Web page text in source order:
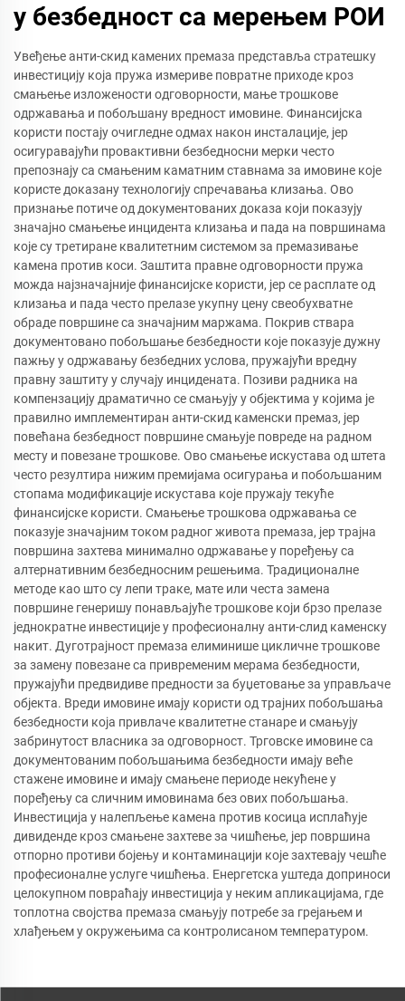
у безбедност са мерењем РОИ
Увеђење анти-скид камених премаза представља стратешку
инвестицију која пружа измериве повратне приходе кроз
смањење изложености одговорности, мање трошкове
одржавања и побољшану вредност имовине. Финансијска
користи постају очигледне одмах након инсталације, јер
осигуравајући провактивни безбедносни мерки често
препознају са смањеним каматним ставнама за имовине које
користе доказану технологију спречавања клизања. Ово
признање потиче од документованих доказа који показују
значајно смањење инцидента клизања и пада на површинама
које су третиране квалитетним системом за премазивање
камена против коси. Заштита правне одговорности пружа
можда најзначајније финансијске користи, јер се расплате од
клизања и пада често прелазе укупну цену свеобухватне
обраде површине са значајним маржама. Покрив ствара
документовано побољшање безбедности које показује дужну
пажњу у одржавању безбедних услова, пружајући вредну
правну заштиту у случају инцидената. Позиви радника на
компензацију драматично се смањују у објектима у којима је
правилно имплементиран анти-скид каменски премаз, јер
повећана безбедност површине смањује повреде на радном
месту и повезане трошкове. Ово смањење искустава од штета
често резултира нижим премијама осигурања и побољшаним
стопама модификације искустава које пружају текуће
финансијске користи. Смањење трошкова одржавања се
показује значајним током радног живота премаза, јер трајна
површина захтева минимално одржавање у поређењу са
алтернативним безбедносним решењима. Традиционалне
методе као што су лепи траке, мате или честа замена
површине генеришу понављајуће трошкове који брзо прелазе
једнократне инвестиције у професионалну анти-слид каменску
накит. Дуготрајност премаза елиминише цикличне трошкове
за замену повезане са привременим мерама безбедности,
пружајући предвидиве предности за буџетовање за управљаче
објекта. Вреди имовине имају користи од трајних побољшања
безбедности која привлаче квалитетне станаре и смањују
забринутост власника за одговорност. Трговске имовине са
документованим побољшањима безбедности имају веће
стажене имовине и имају смањене периоде некућене у
поређењу са сличним имовинама без ових побољшања.
Инвестиција у налепљење камена против косица исплаћује
дивиденде кроз смањене захтеве за чишћење, јер површина
отпорно противи бојењу и контаминацији које захтевају чешће
професионалне услуге чишћења. Енергетска уштеда доприноси
целокупном повраћају инвестиција у неким апликацијама, где
топлотна својства премаза смањују потребе за грејањем и
хлађењем у окружењима са контролисаном температуром.